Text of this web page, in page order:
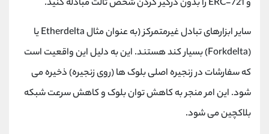
و ERC-721 را بدون درگیر کردن شخص ثالث مبادله کنید.
سایر ابزارهای تبادل غیرمتمرکز (به عنوان مثال Etherdelta یا
(Forkdelta) بسیار کند هستند. این به دلیل این واقعیت است
که سفارشات در زنجیره اصلی بلوک ها (روی زنجیره) ذخیره می
شود. این امر منجر به کاهش توان بلوک و کاهش سرعت شبکه
بلاکچین می شود.